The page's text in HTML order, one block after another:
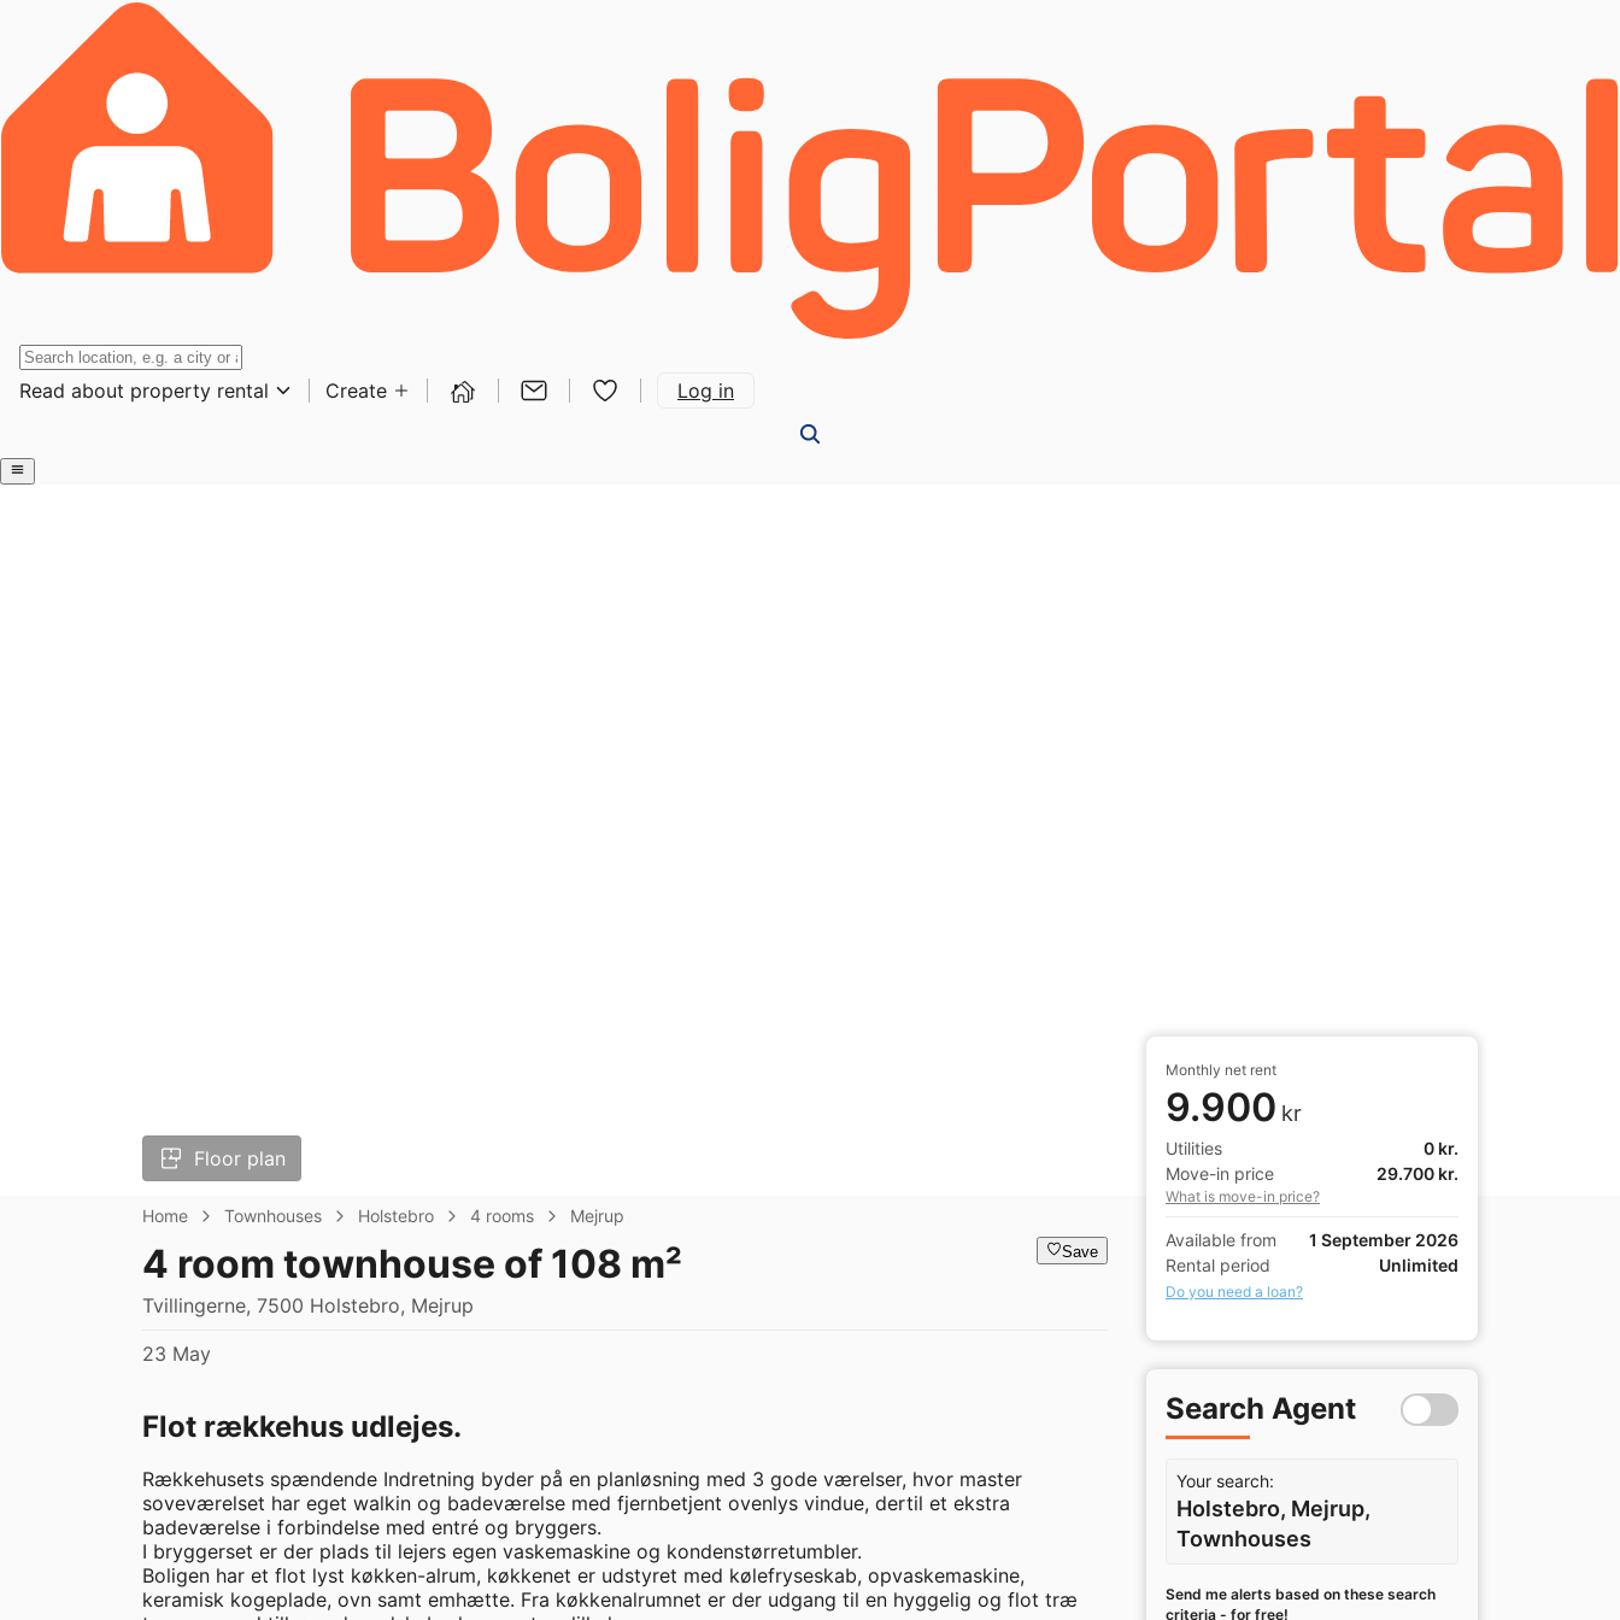
Read about property rental Create Log in
Floor plan
Home Townhouses Holstebro 4 rooms Mejrup
4 room townhouse of 108 m²
Tvillingerne, 7500 Holstebro, Mejrup
Save
23 May
Flot rækkehus udlejes.
Rækkehusets spændende Indretning byder på en planløsning med 3 gode værelser, hvor master
soveværelset har eget walkin og badeværelse med fjernbetjent ovenlys vindue, dertil et ekstra
badeværelse i forbindelse med entré og bryggers.
I bryggerset er der plads til lejers egen vaskemaskine og kondenstørretumbler.
Boligen har et flot lyst køkken-alrum, køkkenet er udstyret med kølefryseskab, opvaskemaskine,
keramisk kogeplade, ovn samt emhætte. Fra køkkenalrumnet er der udgang til en hyggelig og flot træ
Monthly net rent
9.900 kr
Utilities
0 kr.
Move-in price
29.700 kr.
What is move-in price?
Available from
1 September 2026
Rental period
Unlimited
Do you need a loan?
Search Agent
Your search:
Holstebro, Mejrup,
Townhouses
Send me alerts based on these search
criteria - for free!